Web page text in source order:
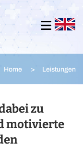
Home > Leistungen
zu
motivierte